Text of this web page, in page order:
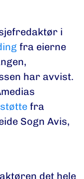
i
fra eierne
har avvist.
fra
Sogn Avis,
det hele